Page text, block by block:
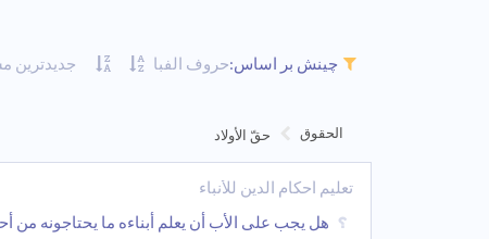
چینش بر اساس:حروف الفبا جدیدترین
الحقوق حقّ الأولاد
تعلیم أحکام الدین للأنباء
هل یجب على الأب أن یعلم أبناءه ما یحتاجونه من